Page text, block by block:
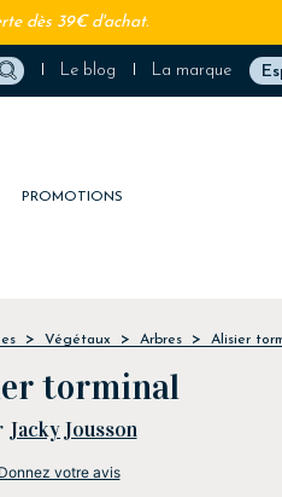
dès 39€ d'achat.
Le blog La marque
PROMOTIONS
Végétaux Arbres Alisier
torminal
Jacky Jousson
Donnez votre avis